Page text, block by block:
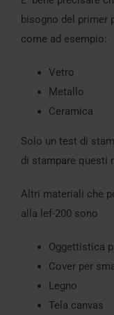
bisogno del primer
come ad esempio:
Vetro
Metallo
Ceramica
Solo un test di
di stampare questi
Altri materiali che
alla lef-200 sono
Oggettistica
Cover per
Legno
Tela canvas